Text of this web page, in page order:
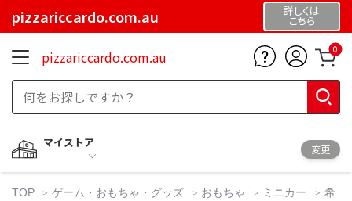
pizzariccardo.com.au 詳しくは
こちら
pizzariccardo.com.au 0
マイストア
変更
TOP ゲーム・おもちゃ・グッズ おもちゃ ミニカー
希